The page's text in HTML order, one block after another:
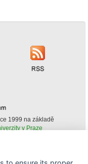
1999 na základě
v Praze